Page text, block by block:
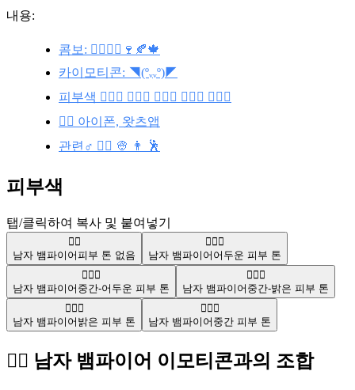
내용:
콤보: 🧛‍♀️🧛‍♂️🍷🍂🍁
카이모티콘: ◥(ºᵥᵥº)◤
피부색 🧛🏿‍♂️ 🧛🏾‍♂️ 🧛🏼‍♂️ 🧛🏻‍♂️ 🧛🏽‍♂️
🧛‍♂️ 아이폰, 왓츠앱
관련♂️ 🧛‍♀️ 👳 👨 🕺
피부색
탭/클릭하여 복사 및 붙여넣기
🧛‍♂️
남자 뱀파이어피부 톤 없음
🧛🏿‍♂️
남자 뱀파이어 어두운 피부 톤
🧛🏾‍♂️
남자 뱀파이어 중간-어두운 피부 톤
🧛🏼‍♂️
남자 뱀파이어 중간-밝은 피부 톤
🧛🏻‍♂️
남자 뱀파이어 밝은 피부 톤
🧛🏽‍♂️
남자 뱀파이어 중간 피부 톤
🧛‍♂️ 남자 뱀파이어 이모티콘과의 조합